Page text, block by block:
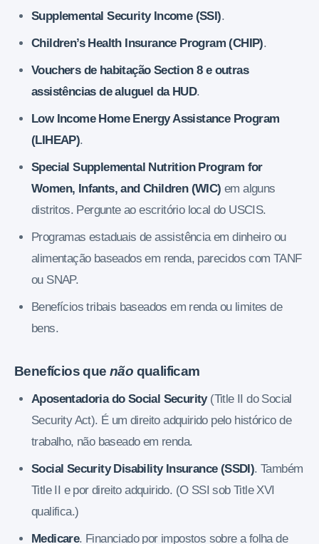
Supplemental Security Income (SSI).
Children’s Health Insurance Program (CHIP).
Vouchers de habitação Section 8 e outras
assistências de aluguel da HUD.
Low Income Home Energy Assistance Program
(LIHEAP).
Special Supplemental Nutrition Program for
Women, Infants, and Children (WIC) em alguns
distritos. Pergunte ao escritório local do USCIS.
Programas estaduais de assistência em dinheiro ou
alimentação baseados em renda, parecidos com TANF
ou SNAP.
Benefícios tribais baseados em renda ou limites de
bens.
Benefícios que não qualificam
Aposentadoria do Social Security(Title II do Social
Security Act). É um direito adquirido pelo histórico de
trabalho, não baseado em renda.
Social Security Disability Insurance (SSDI). Também
Title II e por direito adquirido. (O SSI sob Title XVI
qualifica.)
Medicare. Financiado por impostos sobre a folha de